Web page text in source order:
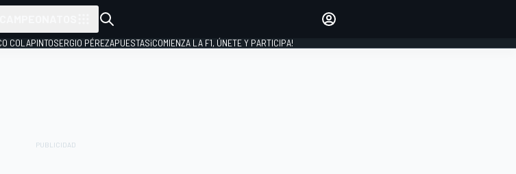
INICIAR SESIÓN
COLAPINTOSERGIO PÉREZAPUESTAS¡COMIENZA LA F1, ÚNETE Y PARTICIPA!